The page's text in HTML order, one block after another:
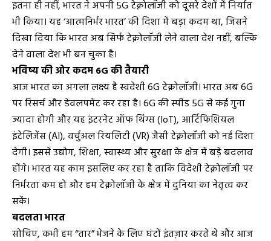
इतना ही नहीं, भारत ने अपनी 5G टेक्नोलॉजी को दूसरे देशों में निर्यात
भी किया। यह ‘आत्मनिर्भर भारत’ की दिशा में बड़ा कदम था, जिसने
दिखा दिया कि भारत अब सिर्फ टेक्नोलॉजी लेने वाला देश नहीं, बल्कि
देने वाला देश भी बन चुका है।
भविष्य की ओर कदम 6G की तैयारी
आज भारत का अगला लक्ष्य है स्वदेशी 6G टेक्नोलॉजी। भारत अब 6G
पर रिसर्च और डेवलपमेंट कर रहा है। 6G की स्पीड 5G से कई गुना
ज्यादा होगी और यह इंटरनेट ऑफ थिंग्स (IoT), आर्टिफिशियल
इंटेलिजेंस (AI), वर्चुअल रियलिटी (VR) जैसी टेक्नोलॉजी को नई दिशा
देगी। इससे उद्योग, शिक्षा, स्वास्थ्य और सुरक्षा के क्षेत्र में बड़े बदलाव
होंगे। भारत यह काम इसलिए कर रहा है ताकि विदेशी टेक्नोलॉजी पर
निर्भरता कम हो और हम टेक्नोलॉजी के क्षेत्र में दुनिया का नेतृत्व कर
सकें।
बदलता भारत
सोचिए, कभी हम “तार” भेजने के लिए घंटों इंतज़ार करते थे और आज